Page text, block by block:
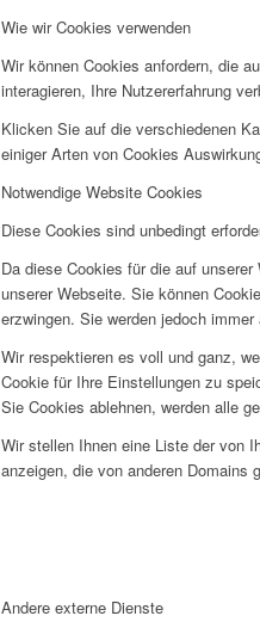
Wie wir Cookies verwenden
Wir können Cookies anfordern, die
interagieren, Ihre Nutzererfahrung
Klicken Sie auf die verschiedenen
einiger Arten von Cookies
Notwendige Website Cookies
Diese Cookies sind unbedingt
Da diese Cookies für die auf
unserer Webseite. Sie können
erzwingen. Sie werden jedoch
Wir respektieren es voll und ganz,
Cookie für Ihre Einstellungen zu
Sie Cookies ablehnen, werden alle
Wir stellen Ihnen eine Liste der von
anzeigen, die von anderen Domains
Andere externe Dienste